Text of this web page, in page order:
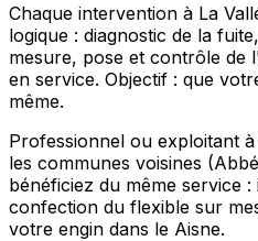
Chaque intervention à La
logique : diagnostic de la
mesure, pose et contrôle de
en service. Objectif : que
même.
Professionnel ou exploitant
les communes voisines
bénéficiez du même service
confection du flexible sur
votre engin dans le Aisne.